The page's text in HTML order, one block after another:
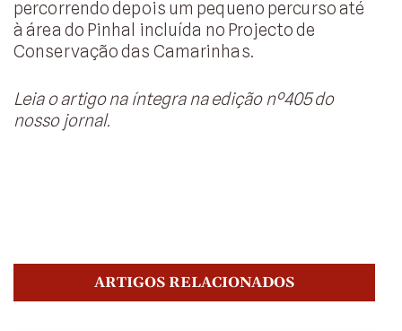
percorrendo depois um pequeno percurso até
à área do Pinhal incluída no Projecto de
Conservação das Camarinhas.
Leia o artigo na íntegra na edição nº405 do
nosso jornal.
ARTIGOS RELACIONADOS